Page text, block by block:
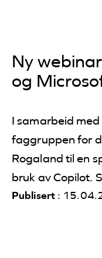
Ny
og
I samarbeid
faggruppen for
Rogaland til en
bruk av Copilot.
Publisert: